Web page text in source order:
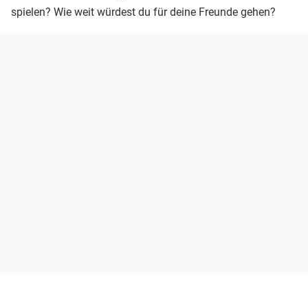
spielen? Wie weit würdest du für deine Freunde gehen?